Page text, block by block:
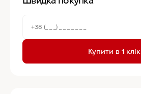
Купити в 1 клік